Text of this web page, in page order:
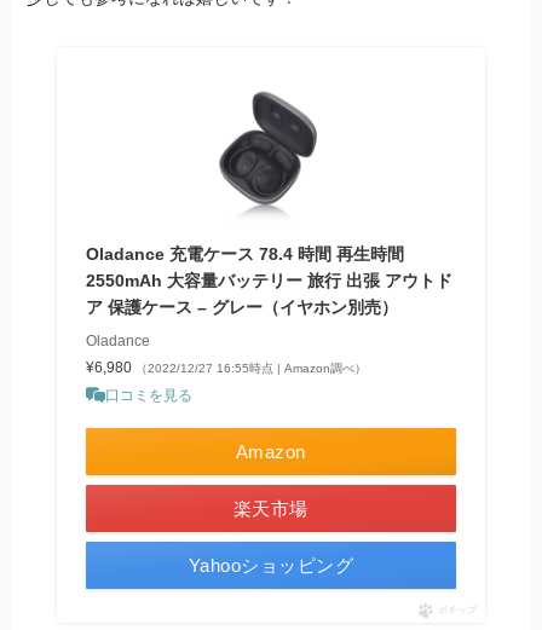
Oladance 充電ケース 78.4 時間 再生時間
2550mAh 大容量バッテリー 旅行 出張 アウトド
ア 保護ケース – グレー（イヤホン別売）
Oladance
¥6,980
（2022/12/27 16:55時点 | Amazon調べ）
口コミを見る
Amazon
楽天市場
Yahooショッピング
ポチップ